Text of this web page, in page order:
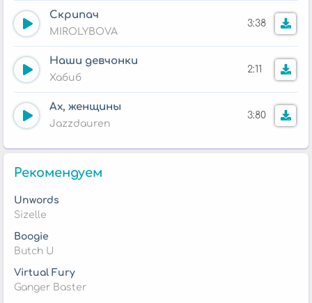
Скрипач
MIROLYBOVA
3:38
Наши девчонки
Хабиб
2:11
Ах, женщины
Jazzdauren
3:80
Рекомендуем
Unwords
Sizelle
Boogie
Butch U
Virtual Fury
Ganger Baster